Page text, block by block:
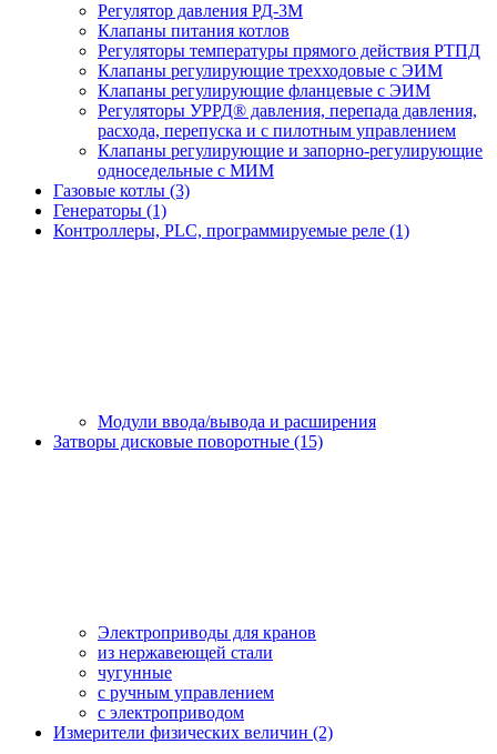
Регулятор давления РД-3М
Клапаны питания котлов
Регуляторы температуры прямого действия РТПД
Клапаны регулирующие трехходовые с ЭИМ
Клапаны регулирующие фланцевые с ЭИМ
Регуляторы УРРД® давления, перепада давления,
расхода, перепуска и с пилотным управлением
Клапаны регулирующие и запорно-регулирующие
односедельные с МИМ
Газовые котлы (3)
Генераторы (1)
Контроллеры, PLС, программируемые реле (1)
Модули ввода/вывода и расширения
Затворы дисковые поворотные (15)
Электроприводы для кранов
из нержавеющей стали
чугунные
с ручным управлением
c электроприводом
Измерители физических величин (2)